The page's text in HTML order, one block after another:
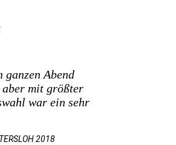
ganzen Abend
mit größter
war ein sehr
2018